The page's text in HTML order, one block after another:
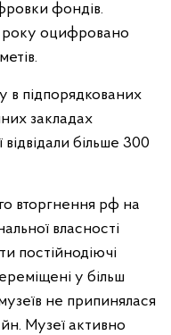
фондів.
оцифровано
в підпорядкованих
закладах
більше 300
вторгнення рф на
власності
постійнодіючі
у більш
не припинялася
Музеї активно